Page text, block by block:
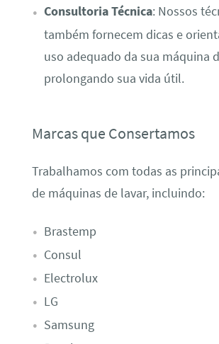
Consultoria Técnica: Nossos
também fornecem dicas e
uso adequado da sua máquina
prolongando sua vida útil.
Marcas que Consertamos
Trabalhamos com todas as
de máquinas de lavar, incluindo:
Brastemp
Consul
Electrolux
LG
Samsung